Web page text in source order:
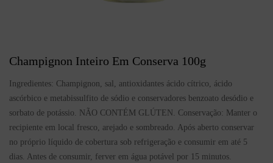
Champignon Inteiro Em Conserva 100g
Ingredientes: Champignon, sal, antioxidantes ácido cítrico, ácido
ascórbico e metabissulfito de sódio e conservadores benzoato desódio e
sorbato de potássio. NÃO CONTÉM GLÚTEN. Conservação: Manter o
recipiente em local fresco, arejado e sombreado. Após aberto conservar
no próprio líquido de cobertura sob refrigeração e consumir em até 5
dias. Antes de consumir, ferver em água potável por 15 minutos.